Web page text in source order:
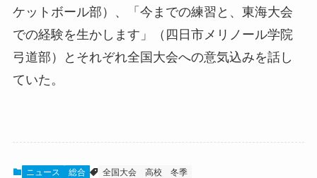
ケットボール部）、「今までの練習と、東海大会
での経験を生かします」（四日市メリノール学院
弓道部）とそれぞれ全国大会への意気込みを話し
ていた。
ニュース 総合 全国大会 高校 冬季